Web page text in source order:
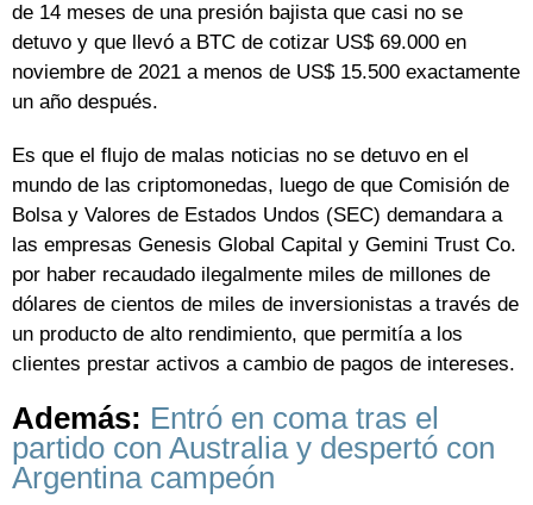
de 14 meses de una presión bajista que casi no se
detuvo y que llevó a BTC de cotizar US$ 69.000 en
noviembre de 2021 a menos de US$ 15.500 exactamente
un año después.
Es que el flujo de malas noticias no se detuvo en el
mundo de las criptomonedas, luego de que Comisión de
Bolsa y Valores de Estados Undos (SEC) demandara a
las empresas Genesis Global Capital y Gemini Trust Co.
por haber recaudado ilegalmente miles de millones de
dólares de cientos de miles de inversionistas a través de
un producto de alto rendimiento, que permitía a los
clientes prestar activos a cambio de pagos de intereses.
Además: Entró en coma tras el
partido con Australia y despertó con
Argentina campeón